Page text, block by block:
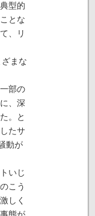
型的
とな
、リ
まな
部の
、深
。と
たサ
動が
いじ
こう
しく